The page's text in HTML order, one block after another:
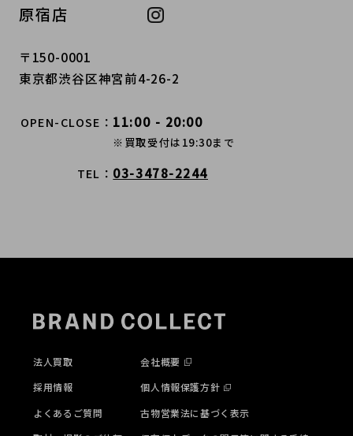
原宿店
〒150-0001
東京都渋谷区神宮前4-26-2
OPEN-CLOSE 11:00 - 20:00
※買取受付は19:30まで
TEL 03-3478-2244
法人買取
採用情報
よくあるご質問
会社概要
個人情報保護方針
古物営業法に基づく表示